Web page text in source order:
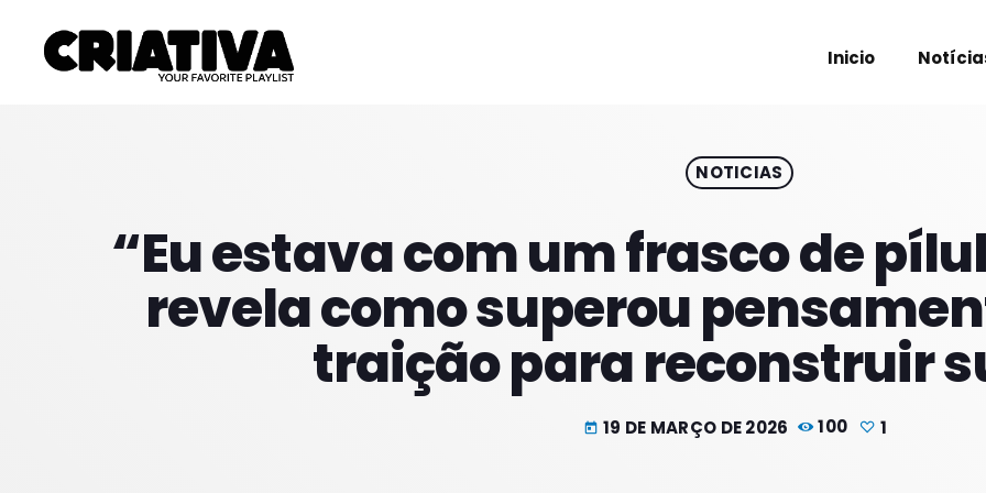
Inicio
NOTICIAS
“Eu estava com um frasco de
revela como superou
traição para reconstruir
today 19 DE MARÇO DE 2026 100 1